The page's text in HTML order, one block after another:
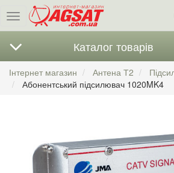
Меню
Каталог товарів
Інтернет магазин Антена Т2
Абонентський підсилювач 1020MK4